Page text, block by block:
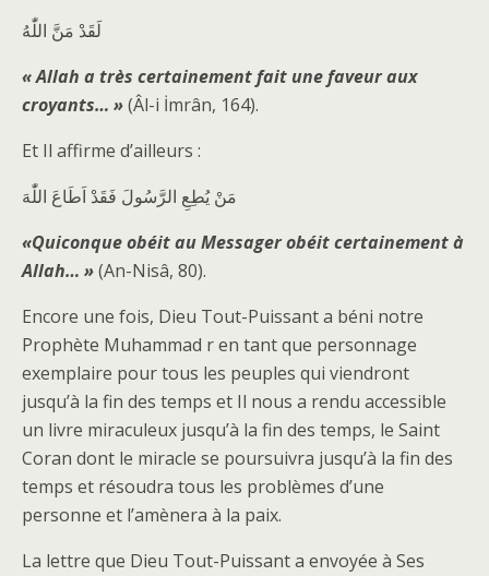
لَقَدْ مَنَّ اللّٰهُ
« Allah a très certainement fait une faveur aux
croyants… »(Âl-i İmrân, 164).
Et Il affirme d’ailleurs :
مَنْ يُطِعِ الرَّسُولَ فَقَدْ اَطَاعَ اللّٰهَ
«Quiconque obéit au Messager obéit certainement à
Allah… »(An-Nisâ, 80).
Encore une fois, Dieu Tout-Puissant a béni notre
Prophète Muhammad r en tant que personnage
exemplaire pour tous les peuples qui viendront
jusqu’à la fin des temps et Il nous a rendu accessible
un livre miraculeux jusqu’à la fin des temps, le Saint
Coran dont le miracle se poursuivra jusqu’à la fin des
temps et résoudra tous les problèmes d’une
personne et l’amènera à la paix.
La lettre que Dieu Tout-Puissant a envoyée à Ses